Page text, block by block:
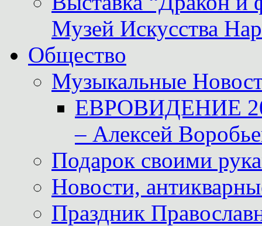
Музей Искусства
Общество
Музыкальные
ЕВРОВИДЕНИЕ
– Алексей
Подарок своими
Новости,
Праздник